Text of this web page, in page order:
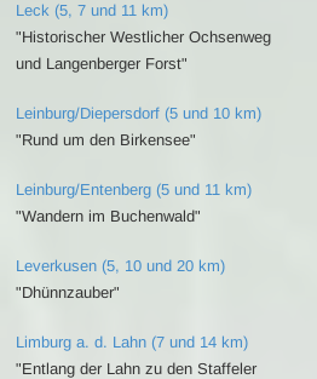
Leck (5, 7 und 11 km)
"Historischer Westlicher Ochsenweg
und Langenberger Forst"
Leinburg/Diepersdorf (5 und 10 km)
"Rund um den Birkensee"
Leinburg/Entenberg (5 und 11 km)
"Wandern im Buchenwald"
Leverkusen (5, 10 und 20 km)
"Dhünnzauber"
Limburg a. d. Lahn (7 und 14 km)
"Entlang der Lahn zu den Staffeler